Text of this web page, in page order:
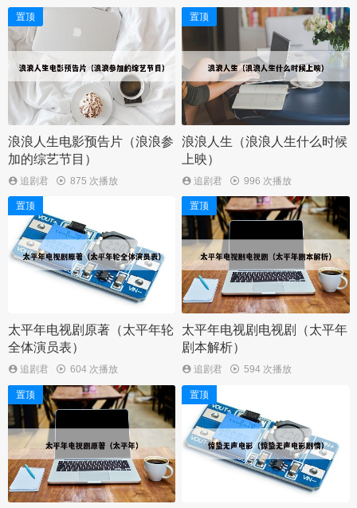
置顶
浪浪人生电影预告片（浪浪参
加的综艺节目）
追剧君 875 次播放
置顶
浪浪人生（浪浪人生什么时候
上映）
追剧君 996 次播放
置顶
太平年电视剧原著（太平年轮
全体演员表）
追剧君 604 次播放
置顶
太平年电视剧电视剧（太平年
剧本解析）
追剧君 594 次播放
置顶 置顶